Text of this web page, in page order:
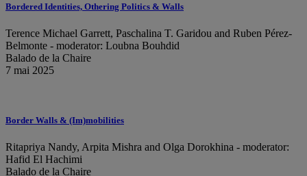
Bordered Identities, Othering Politics & Walls
Terence Michael Garrett, Paschalina T. Garidou and Ruben Pérez-
Belmonte - moderator: Loubna Bouhdid
Balado de la Chaire
7 mai 2025
Border Walls & (Im)mobilities
Ritapriya Nandy, Arpita Mishra and Olga Dorokhina - moderator:
Hafid El Hachimi
Balado de la Chaire